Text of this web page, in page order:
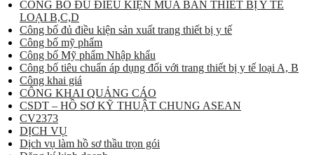
CÔNG BỐ ĐỦ ĐIỀU KIỆN MUA BÁN THIẾT BỊ Y TẾ
LOẠI B,C,D
Công bố đủ điều kiện sản xuất trang thiết bị y tế
Công bố mỹ phẩm
Công bố Mỹ phẩm Nhập khẩu
Công bố tiêu chuẩn áp dụng đối với trang thiết bị y tế loại A, B
Công khai giá
CÔNG KHAI QUẢNG CÁO
CSDT – HỒ SƠ KỸ THUẬT CHUNG ASEAN
CV2373
DỊCH VỤ
Dịch vụ làm hồ sơ thầu trọn gói